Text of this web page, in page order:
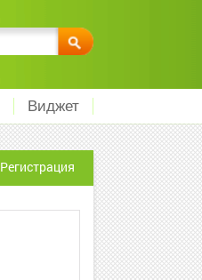
Виджет
Регистрация